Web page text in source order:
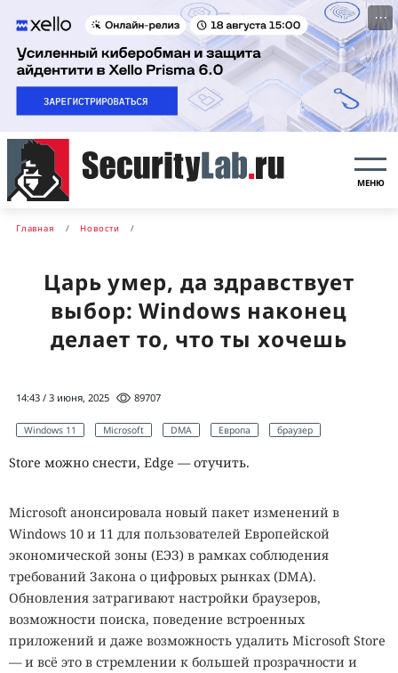
···
МЕНЮ
Главная Новости
Царь умер, да здравствует
выбор: Windows наконец
делает то, что ты хочешь
14:43 / 3 июня, 2025 89707
Windows 11 Microsoft DMA Европа браузер
Store можно снести, Edge — отучить.
Microsoft анонсировала новый пакет изменений в
Windows 10 и 11 для пользователей Европейской
экономической зоны (ЕЭЗ) в рамках соблюдения
требований Закона о цифровых рынках (DMA).
Обновления затрагивают настройки браузеров,
возможности поиска, поведение встроенных
приложений и даже возможность удалить Microsoft Store
— и всё это в стремлении к большей прозрачности и